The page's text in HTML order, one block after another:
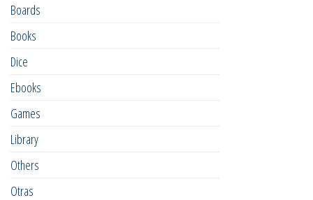
Boards
Books
Dice
Ebooks
Games
Library
Others
Otras